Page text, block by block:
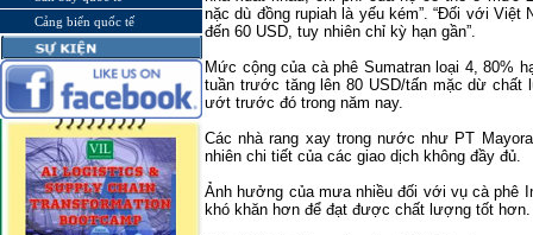
Cảng biển quốc tế
nặc dù đồng rupiah là yếu kém”. “Đối với Việt
đến 60 USD, tuy nhiên chỉ kỳ hạn gần”.
Mức cộng của cà phê Sumatran loại 4, 80%
tuần trước tăng lên 80 USD/tấn mặc dừ chất
ướt trước đó trong năm nay.
Các nhà rang xay trong nước như PT
nhiên chi tiết của các giao dịch không đầy đủ.
Ảnh hưởng của mưa nhiều đối với vụ cà phê
khó khăn hơn để đạt được chất lượng tốt hơn.